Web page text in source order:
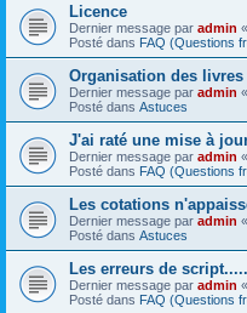
Licence
Dernier message par admin «
Posté dans FAQ (Questions
Organisation des
Dernier message par admin «
Posté dans Astuces
J'ai raté une mise à
Dernier message par admin «
Posté dans FAQ (Questions
Les cotations
Dernier message par admin «
Posté dans Astuces
Les erreurs de
Dernier message par admin «
Posté dans FAQ (Questions